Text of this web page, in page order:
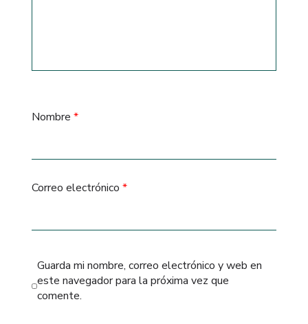
Nombre *
Correo electrónico *
Guarda mi nombre, correo electrónico y web en
este navegador para la próxima vez que
comente.